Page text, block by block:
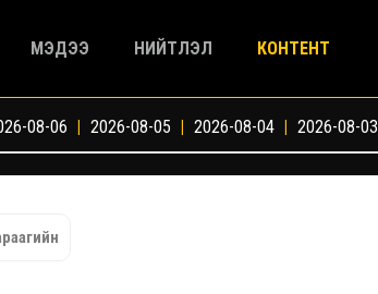
МЭДЭЭ НИЙТЛЭЛ КОНТЕНТ
08-06 | 2026-08-05 | 2026-08-04 | 2026-08-03